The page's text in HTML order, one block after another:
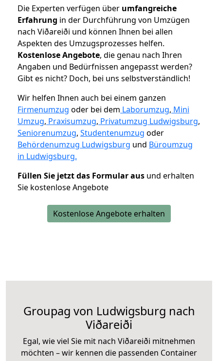
Die Experten verfügen über umfangreiche
Erfahrung in der Durchführung von Umzügen
nach Viðareiði und können Ihnen bei allen
Aspekten des Umzugsprozesses helfen.
Kostenlose Angebote, die genau nach Ihren
Angaben und Bedürfnissen angepasst werden?
Gibt es nicht? Doch, bei uns selbstverständlich!
Wir helfen Ihnen auch bei einem ganzen
Firmenumzug oder bei dem Laborumzug, Mini
Umzug, Praxisumzug, Privatumzug Ludwigsburg,
Seniorenumzug, Studentenumzug oder
Behördenumzug Ludwigsburg und Büroumzug
in Ludwigsburg.
Füllen Sie jetzt das Formular aus und erhalten
Sie kostenlose Angebote
Kostenlose Angebote erhalten
Groupag von Ludwigsburg nach
Viðareiði
Egal, wie viel Sie mit nach Viðareiði mitnehmen
möchten – wir kennen die passenden Container